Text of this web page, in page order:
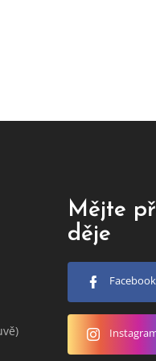
Mějte
děje
Facebook